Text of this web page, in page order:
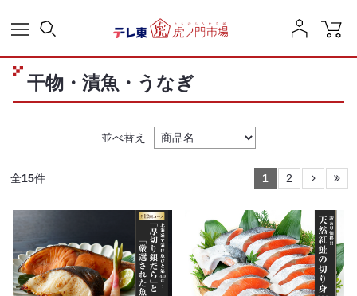
干物・漬魚・うなぎ
並べ替え
全15件 1 2